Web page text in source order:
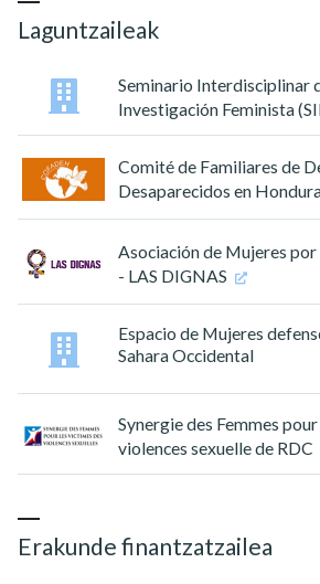
Laguntzaileak
Seminario Interdisciplinar
Investigación Feminista
Comité de Familiares de
Desaparecidos en
Asociación de Mujeres
- LAS DIGNAS
Espacio de Mujeres
Sahara Occidental
Synergie des Femmes
violences sexuelle de RDC
Erakunde finantzatzailea